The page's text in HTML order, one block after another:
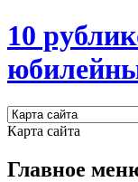
10
Карта сайта
Главное